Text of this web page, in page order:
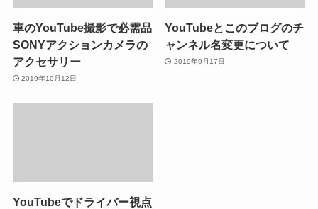
車のYouTube撮影で必需品
SONYアクションカメラの
アクセサリー
2019年10月12日
YouTubeとこのブログのチ
ャンネル名変更について
2019年9月17日
YouTubeでドライバー視点